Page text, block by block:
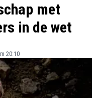
met
in de wet
20:10